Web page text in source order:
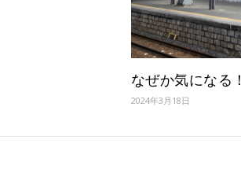
なぜか気になる！
2024年3月18日